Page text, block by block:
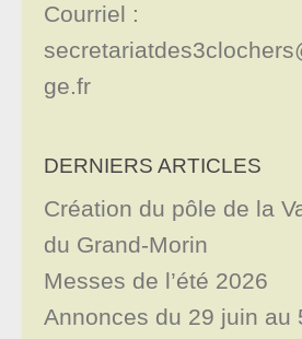
Courriel :
ge.fr
DERNIERS ARTICLES
Création du pôle de la
du Grand-Morin
Messes de l’été 2026
Annonces du 29 juin au